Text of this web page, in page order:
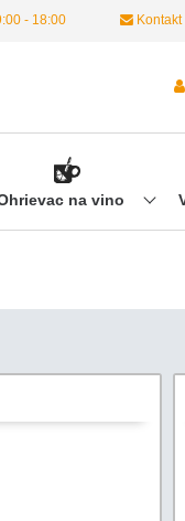
- 18:00 Kontakt
na vino